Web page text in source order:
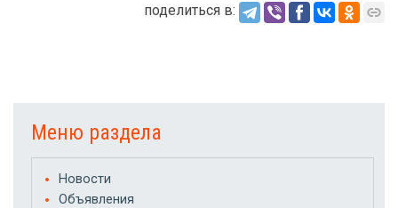
поделиться в:
Меню раздела
Новости
Объявления